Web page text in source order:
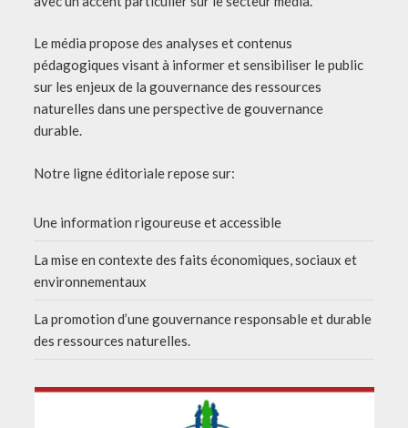
Le média propose des analyses et contenus
pédagogiques visant à informer et sensibiliser le public
sur les enjeux de la gouvernance des ressources
naturelles dans une perspective de gouvernance
durable.
Notre ligne éditoriale repose sur:
Une information rigoureuse et accessible
La mise en contexte des faits économiques, sociaux et
environnementaux
La promotion d’une gouvernance responsable et durable
des ressources naturelles.